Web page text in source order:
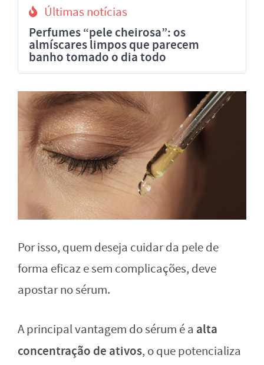
Últimas notícias
Perfumes “pele cheirosa”: os
almíscares limpos que parecem
banho tomado o dia todo
Por isso, quem deseja cuidar da pele de
forma eficaz e sem complicações, deve
apostar no sérum.
A principal vantagem do sérum é a alta
concentração de ativos, o que potencializa